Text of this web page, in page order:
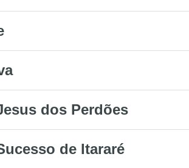
dos Perdões
de Itararé